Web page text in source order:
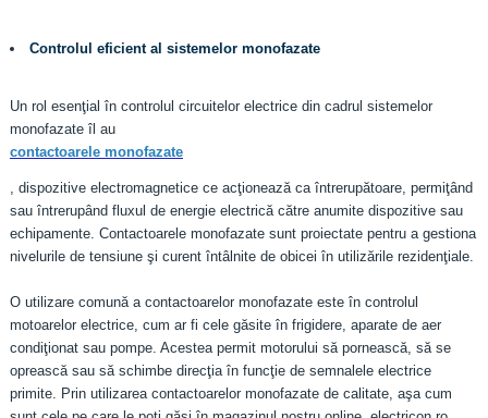
Controlul eficient al sistemelor monofazate
Un rol esenţial în controlul circuitelor electrice din cadrul sistemelor
monofazate îl au
contactoarele monofazate
, dispozitive electromagnetice ce acţionează ca întrerupătoare, permiţând
sau întrerupând fluxul de energie electrică către anumite dispozitive sau
echipamente. Contactoarele monofazate sunt proiectate pentru a gestiona
nivelurile de tensiune şi curent întâlnite de obicei în utilizările rezidenţiale.
O utilizare comună a contactoarelor monofazate este în controlul
motoarelor electrice, cum ar fi cele găsite în frigidere, aparate de aer
condiţionat sau pompe. Acestea permit motorului să pornească, să se
oprească sau să schimbe direcţia în funcţie de semnalele electrice
primite. Prin utilizarea contactoarelor monofazate de calitate, aşa cum